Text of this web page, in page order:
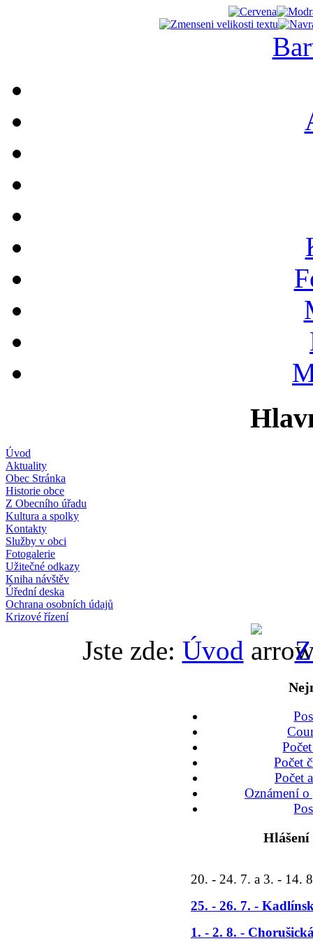
Úvod
Aktuality
Obec Stránka
Historie obce
Z Obecního úřadu
Kultura a spolky
Kontakty
Služby v obci
Fotogalerie
Užitečné odkazy
Kniha návštěv
Úřední deska
Ochrana osobních údajů
Krizové řízení
Jste zde: Úvod
Počet
Počet
Oznámení
20. - 24. 7. a 3. - 14.
25. - 26. 7. -
1. - 2. 8. -